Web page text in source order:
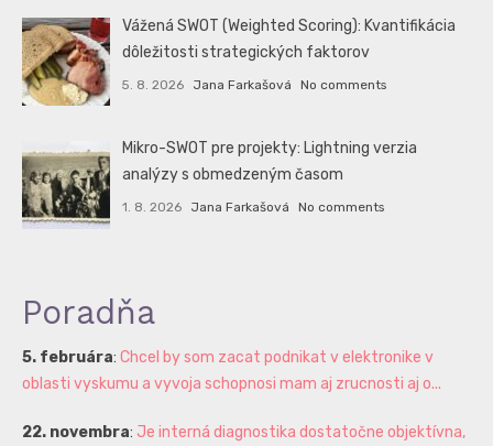
Vážená SWOT (Weighted Scoring): Kvantifikácia
dôležitosti strategických faktorov
5. 8. 2026 Jana Farkašová No comments
Mikro-SWOT pre projekty: Lightning verzia
analýzy s obmedzeným časom
1. 8. 2026 Jana Farkašová No comments
Poradňa
5. februára: Chcel by som zacat podnikat v elektronike v
oblasti vyskumu a vyvoja schopnosi mam aj zrucnosti aj o...
22. novembra: Je interná diagnostika dostatočne objektívna,